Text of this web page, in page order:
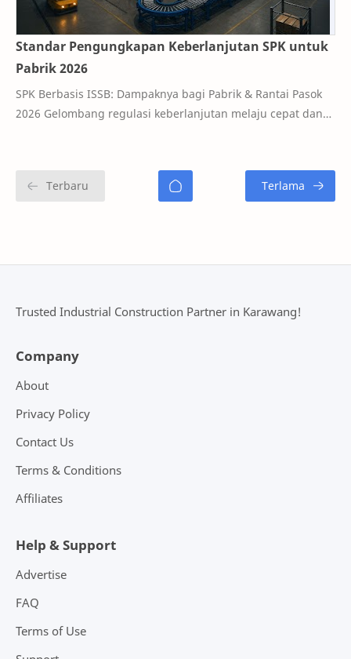
Standar Pengungkapan Keberlanjutan SPK untuk
Pabrik 2026
SPK Berbasis ISSB: Dampaknya bagi Pabrik & Rantai Pasok
2026 Gelombang regulasi keberlanjutan melaju cepat dan
Trusted Industrial Construction Partner in Karawang!
Company
About
Privacy Policy
Contact Us
Terms & Conditions
Affiliates
Help & Support
Advertise
FAQ
Terms of Use